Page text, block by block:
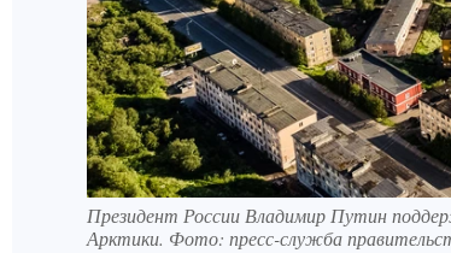
Президент России Владимир Путин
Арктики. Фото: пресс-служба